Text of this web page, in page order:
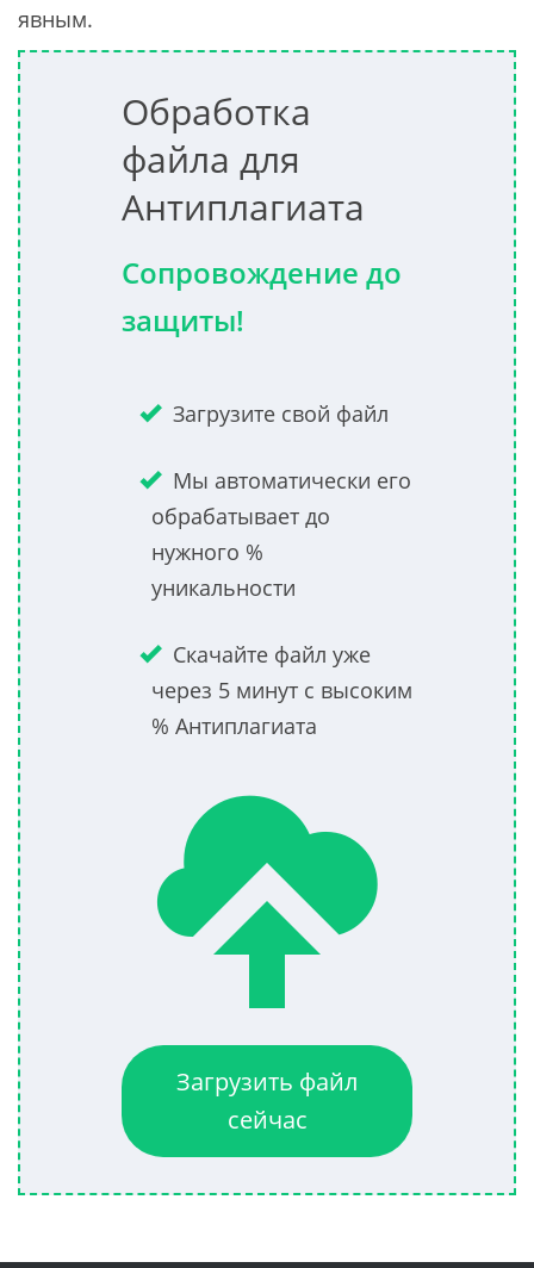
явным.
Обработка
файла для
Антиплагиата
Сопровождение до
защиты!
Загрузите свой файл
Мы автоматически его
обрабатывает до
нужного %
уникальности
Скачайте файл уже
через 5 минут с высоким
% Антиплагиата
Загрузить файл
сейчас